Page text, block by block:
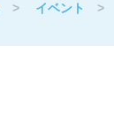
> イベント >